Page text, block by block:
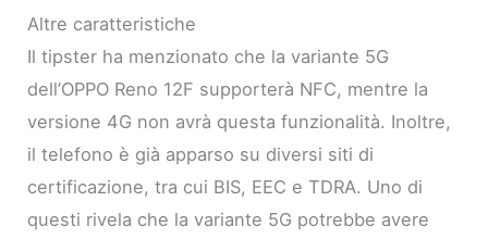
Altre caratteristiche
Il tipster ha menzionato che la variante 5G
dell’OPPO Reno 12F supporterà NFC, mentre la
versione 4G non avrà questa funzionalità. Inoltre,
il telefono è già apparso su diversi siti di
certificazione, tra cui BIS, EEC e TDRA. Uno di
questi rivela che la variante 5G potrebbe avere